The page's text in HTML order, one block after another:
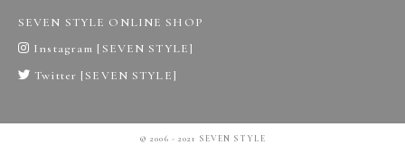
SEVEN STYLE ONLINE SHOP
Instagram [SEVEN STYLE]
Twitter [SEVEN STYLE]
© 2006 - 2021 SEVEN STYLE